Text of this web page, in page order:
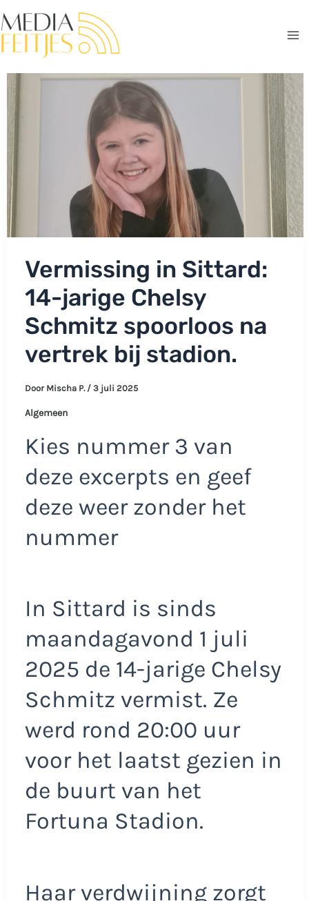
naar
de
Vermissing in Sittard:
14-jarige Chelsy
Schmitz spoorloos na
vertrek bij stadion.
Door Mischa P. / 3 juli 2025
Algemeen
Kies nummer 3 van
deze excerpts en geef
deze weer zonder het
nummer
In Sittard is sinds
maandagavond 1 juli
2025 de 14-jarige Chelsy
Schmitz vermist. Ze
werd rond 20:00 uur
voor het laatst gezien in
de buurt van het
Fortuna Stadion.
Haar verdwijning zorgt